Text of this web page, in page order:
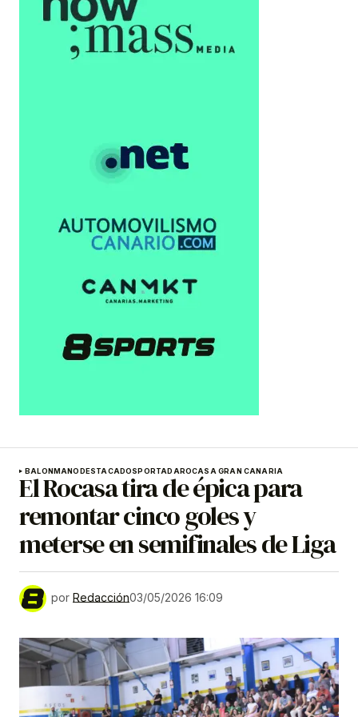
BALONMANODESTACADOSPORTADAROCASA GRAN CANARIA
El Rocasa tira de épica para
remontar cinco goles y
meterse en semifinales de Liga
por Redacción03/05/2026 16:09